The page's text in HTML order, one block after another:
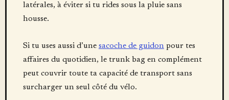
latérales, à éviter si tu rides sous la pluie sans
housse.
Si tu uses aussi d’une sacoche de guidonpour tes
affaires du quotidien, le trunk bag en complément
peut couvrir toute ta capacité de transport sans
surcharger un seul côté du vélo.